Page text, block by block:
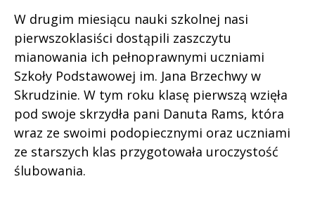
Treść
W drugim miesiącu nauki szkolnej nasi
pierwszoklasiści dostąpili zaszczytu
mianowania ich pełnoprawnymi uczniami
Szkoły Podstawowej im. Jana Brzechwy w
Skrudzinie. W tym roku klasę pierwszą wzięła
pod swoje skrzydła pani Danuta Rams, która
wraz ze swoimi podopiecznymi oraz uczniami
ze starszych klas przygotowała uroczystość
ślubowania.